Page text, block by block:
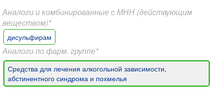
Аналоги и комбинированные с МНН (действующим
веществом)*
дисульфирам
Аналоги по фарм. группе*
Средства для лечения алкогольной зависимости,
абстинентного синдрома и похмелья